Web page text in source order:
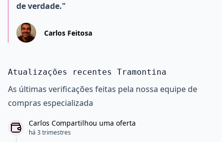
de verdade."
Carlos Feitosa
Atualizações recentes Tramontina
As últimas verificações feitas pela nossa equipe de
compras especializada
Carlos Compartilhou uma oferta
há 3 trimestres